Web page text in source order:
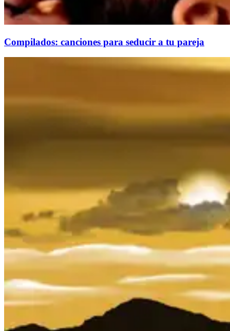
Compilados: canciones para seducir a tu pareja